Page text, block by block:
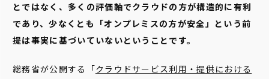
とではなく、多くの評価軸でクラウドの方が構造的に有利
であり、少なくとも「オンプレミスの方が安全」という前
提は事実に基づいていないということです。
総務省が公開する「クラウドサービス利用・提供における